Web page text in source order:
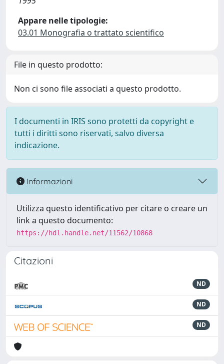
Appare nelle tipologie:
03.01 Monografia o trattato scientifico
File in questo prodotto:
Non ci sono file associati a questo prodotto.
I documenti in IRIS sono protetti da copyright e
tutti i diritti sono riservati, salvo diversa
indicazione.
Informazioni
Utilizza questo identificativo per citare o creare un
link a questo documento:
https://hdl.handle.net/11562/10868
Citazioni
ND
ND
ND